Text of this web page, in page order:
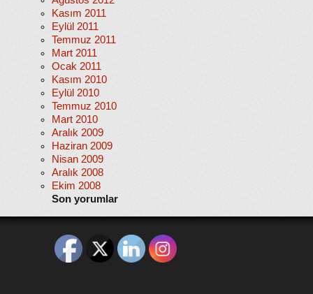
Kasım 2011
Eylül 2011
Temmuz 2011
Mart 2011
Ocak 2011
Kasım 2010
Eylül 2010
Temmuz 2010
Mart 2010
Aralık 2009
Haziran 2009
Nisan 2009
Aralık 2008
Ekim 2008
Son yorumlar